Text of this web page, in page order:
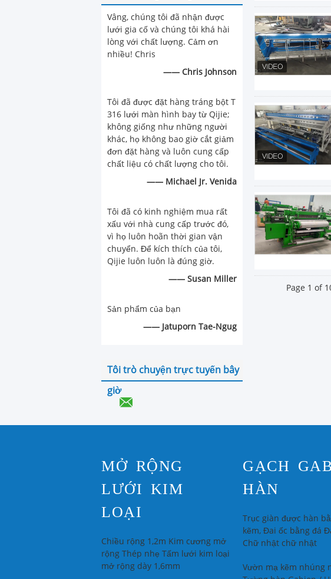
Vâng, chúng tôi đã nhận được
lưới gia cố và chúng tôi khá hài
lòng với chất lượng. Cảm ơn
nhiều! Chris
—— Chris Johnson
Tôi đã được đặt hàng tráng bột T
316 lưới màn hình bay từ Qijie;
không giống như những người
khác, họ không bao giờ cắt giảm
đơn đặt hàng và luôn cung cấp
chất liệu có chất lượng cho tôi.
—— Michael Jr. Venida
Tôi đã có kinh nghiệm mua rất
xấu với nhà cung cấp trước đó,
vì họ luôn hoãn thời gian vận
chuyển. Để kích thích của tôi,
Qijie luôn luôn là đúng giờ.
—— Susan Miller
Sản phẩm của bạn
—— Jatuporn Tae-Ngug
Tôi trò chuyện trực tuyến bây
giờ
Page 1 of
MỞ RỘNG
LƯỚI KIM
LOẠI
Chiều rộng 1,2m Kim cương mở
rộng Thép nhẹ Tấm lưới kim loại
mở rộng dày 1,6mm
GẠCH
HÀN
Trục giàn được hàn
kẽm, Đai ốc bằng đá
Chữ nhật chữ nhật
Vườn mạ kẽm nhúng